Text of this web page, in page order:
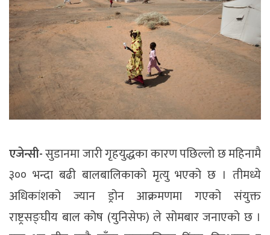
एजेन्सी-सुडानमा जारी गृहयुद्धका कारण पछिल्लो छ महिनामै
३०० भन्दा बढी बालबालिकाको मृत्यु भएको छ । तीमध्ये
अधिकांशको ज्यान ड्रोन आक्रमणमा गएको संयुक्त
राष्ट्रसङ्घीय बाल कोष (युनिसेफ) ले सोमबार जनाएको छ ।